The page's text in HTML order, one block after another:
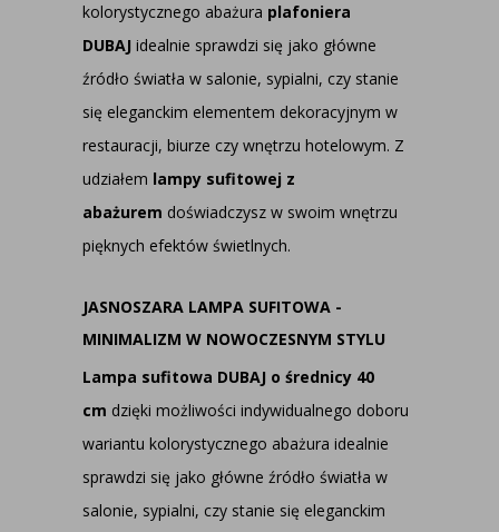
kolorystycznego abażura plafoniera
DUBAJ idealnie sprawdzi się jako główne
źródło światła w salonie, sypialni, czy stanie
się eleganckim elementem dekoracyjnym w
restauracji, biurze czy wnętrzu hotelowym. Z
udziałem lampy sufitowej z
abażurem doświadczysz w swoim wnętrzu
pięknych efektów świetlnych.
JASNOSZARA LAMPA SUFITOWA -
MINIMALIZM W NOWOCZESNYM STYLU
Lampa sufitowa DUBAJ o średnicy 40
cm dzięki możliwości indywidualnego doboru
wariantu kolorystycznego abażura idealnie
sprawdzi się jako główne źródło światła w
salonie, sypialni, czy stanie się eleganckim